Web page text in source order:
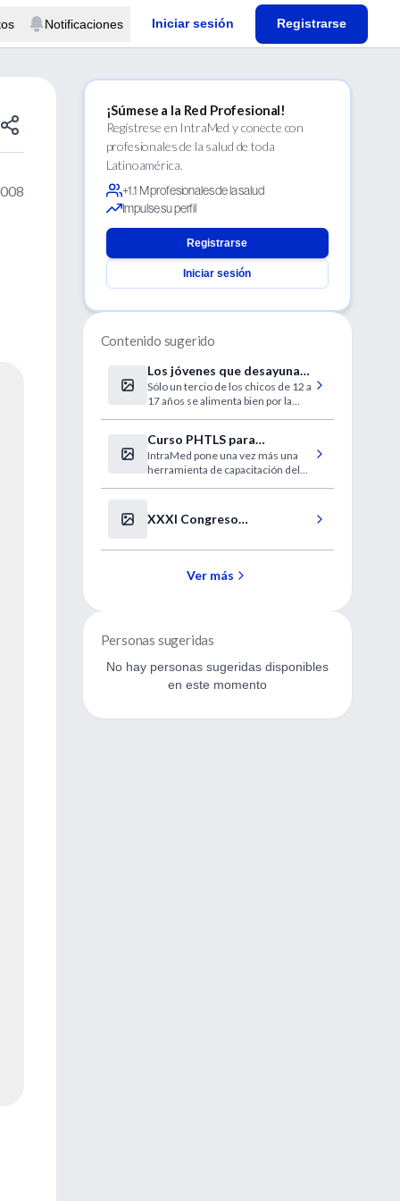
Notificaciones Iniciar sesión Registrarse
¡Súmese a la Red Profesional!
Regístrese en IntraMed y conecte con
profesionales de la salud de toda
Latinoamérica.
+1.1 M profesionales de la salud
Impulse su perfil
Registrarse
Iniciar sesión
Contenido sugerido
Los jóvenes que desayunan
mal rinden menos
Sólo un tercio de los chicos de 12 a
17 años se alimenta bien por la
Curso PHTLS para
estudiantes de medicina
IntraMed pone una vez más una
herramienta de capacitación del
curso PHTLS que se dictará los
días 29 y 30 de octubre.
XXXI Congreso
Gastroenterólogía
Ver más
Personas sugeridas
No hay personas sugeridas disponibles
en este momento